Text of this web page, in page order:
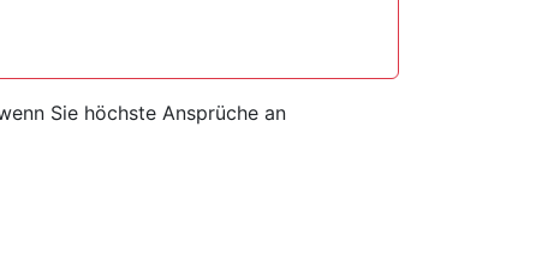
Sie höchste Ansprüche an